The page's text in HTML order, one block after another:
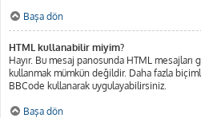
Başa dön
HTML kullanabilir miyim?
Hayır. Bu mesaj panosunda HTML mesajları
kullanmak mümkün değildir. Daha fazla
BBCode kullanarak uygulayabilirsiniz.
Başa dön